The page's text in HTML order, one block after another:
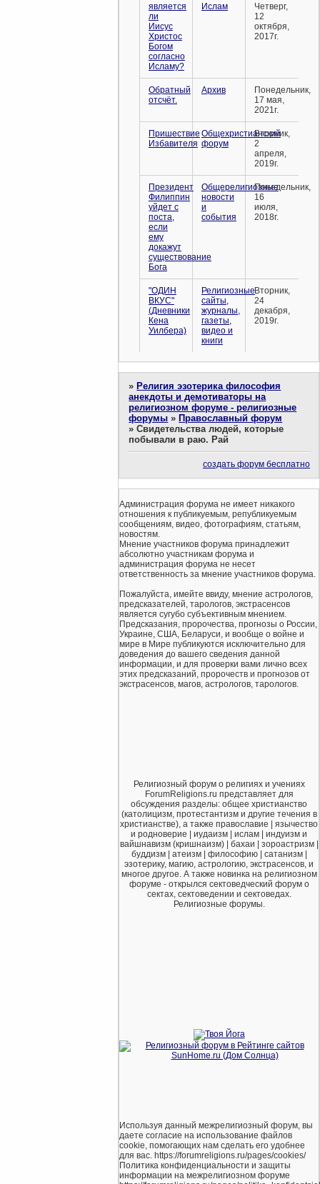
является
ли
Иисус
Христос
Богом
согласно
Исламу?
Ислам
Четверг,
12
октября,
2017г.
Обратный
отсчёт.
Архив
Понедельник,
17 мая,
2021г.
Пришествие
Избавителя
Общехристианский
форум
Вторник,
2
апреля,
2019г.
Президент
Филиппин
уйдет с
поста,
если
ему
докажут
существование
Бога
Общерелигиозные
новости
и
события
Понедельник,
16
июля,
2018г.
"ОДИН
ВКУС"
(Дневники
Кена
Уилбера)
Религиозные
сайты,
журналы,
газеты,
видео и
книги
Вторник,
24
декабря,
2019г.
» Религия эзотерика философия
анекдоты и демотиваторы на
религиозном форуме - религиозные
форумы » Православный форум
»Свидетельства людей, которые
побывали в раю. Рай
создать форум бесплатно
Администрация форума не имеет никакого
отношения к публикуемым, републикуемым
сообщениям, видео, фотографиям, статьям,
новостям.
Мнение участников форума принадлежит
абсолютно участникам форума и
администрация форума не несет
ответственность за мнение участников форума.
Пожалуйста, имейте ввиду, мнение астрологов,
предсказателей, тарологов, экстрасенсов
является сугубо субъективным мнением.
Предсказания, пророчества, прогнозы о России,
Украине, США, Беларуси, и вообще о войне и
мире в Мире публикуются исключительно для
доведения до вашего сведения данной
информации, и для проверки вами лично всех
этих предсказаний, пророчеств и прогнозов от
экстрасенсов, магов, астрологов, тарологов.
Религиозный форум о религиях и учениях
ForumReligions.ru представляет для
обсуждения разделы: общее христианство
(католицизм, протестантизм и другие течения в
христианстве), а также православие | язычество
и родноверие | иудаизм | ислам | индуизм и
вайшнавизм (кришнаизм) | бахаи | зороастризм |
буддизм | атеизм | философию | сатанизм |
эзотерику, магию, астрологию, экстрасенсов, и
многое другое. А также новинка на религиозном
форуме - открылся сектоведческий форум о
сектах, сектоведении и сектоведах.
Религиозные форумы.
Используя данный межрелигиозный форум, вы
даете согласие на использование файлов
cookie, помогающих нам сделать его удобнее
для вас. https://forumreligions.ru/pages/cookies/
Политика конфиденциальности и защиты
информации на межрелигиозном форуме